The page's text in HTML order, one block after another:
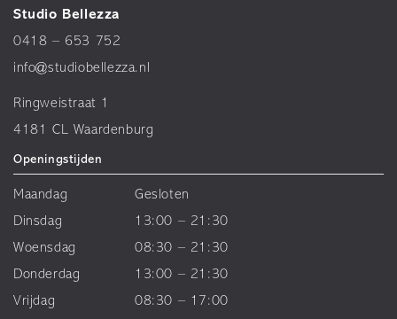
Studio Bellezza
0418 – 653 752
info@studiobellezza.nl
Ringweistraat 1
4181 CL Waardenburg
Openingstijden
Maandag
Gesloten
Dinsdag
13:00 – 21:30
Woensdag
08:30 – 21:30
Donderdag
13:00 – 21:30
Vrijdag
08:30 – 17:00